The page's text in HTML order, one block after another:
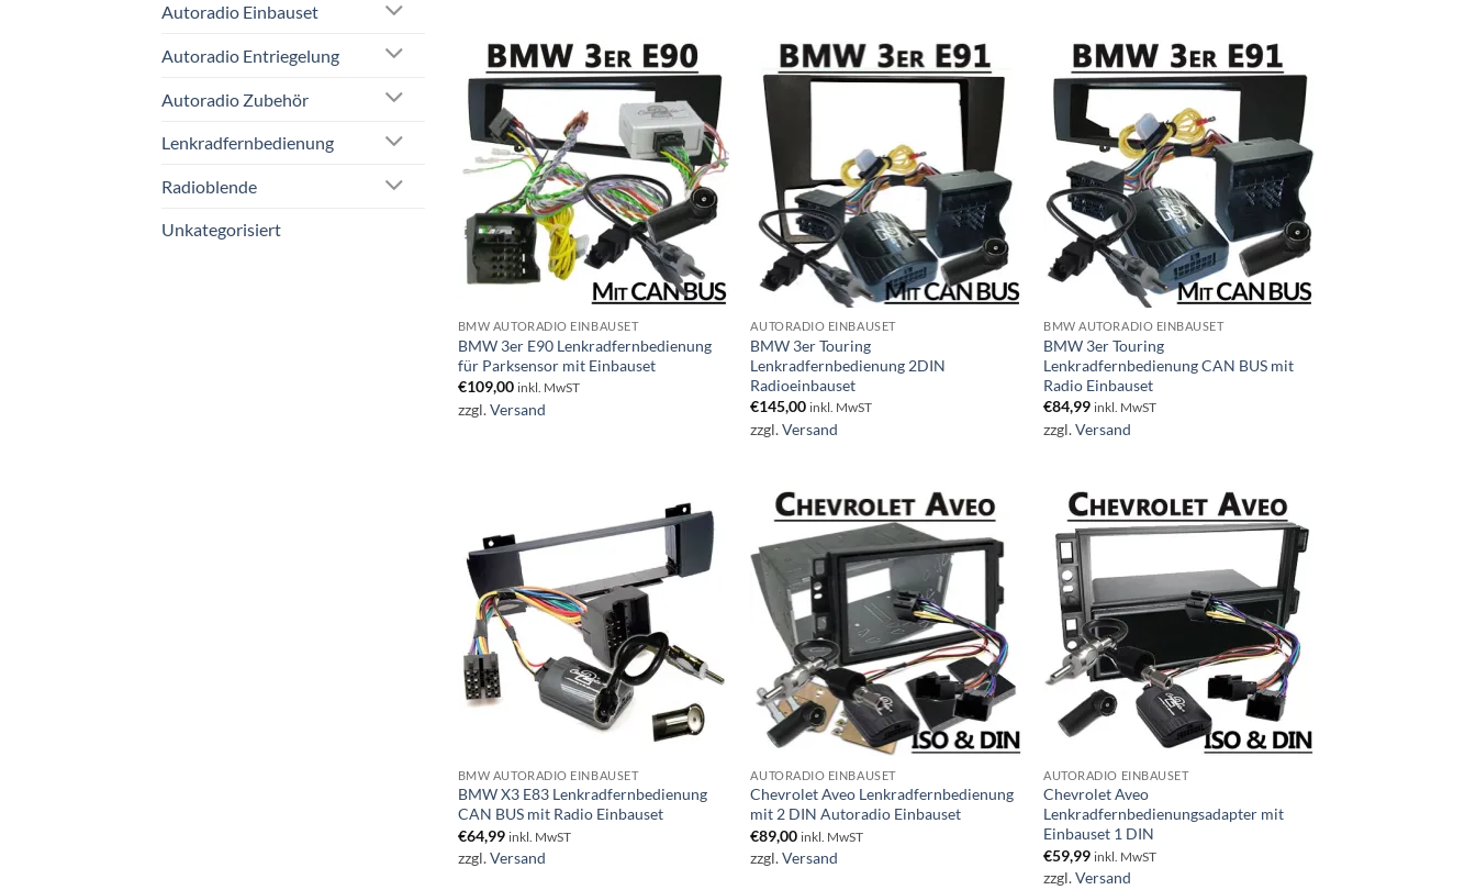
Autoradio Einbauset
Autoradio Entriegelung
Autoradio Zubehör
Lenkradfernbedienung
Radioblende
Unkategorisiert
BMW AUTORADIO EINBAUSET
BMW 3er E90 Lenkradfernbedienung
für Parksensor mit Einbauset
€109,00 inkl. MwST
zzgl.Versand
AUTORADIO EINBAUSET
BMW 3er Touring
Lenkradfernbedienung 2DIN
Radioeinbauset
€145,00 inkl. MwST
zzgl.Versand
BMW AUTORADIO EINBAUSET
BMW 3er Touring
Lenkradfernbedienung CAN BUS mit
Radio Einbauset
€84,99 inkl. MwST
zzgl.Versand
BMW AUTORADIO EINBAUSET
BMW X3 E83 Lenkradfernbedienung
CAN BUS mit Radio Einbauset
€64,99 inkl. MwST
zzgl.Versand
AUTORADIO EINBAUSET
Chevrolet Aveo Lenkradfernbedienung
mit 2 DIN Autoradio Einbauset
€89,00 inkl. MwST
zzgl.Versand
AUTORADIO EINBAUSET
Chevrolet Aveo
Lenkradfernbedienungsadapter mit
Einbauset 1 DIN
€59,99 inkl. MwST
zzgl.Versand